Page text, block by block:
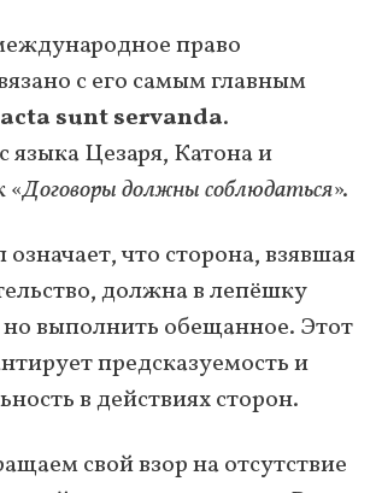
право
с его самым главным
sunt servanda.
языка Цезаря, Катона и
«Договоры должны соблюдаться».
что сторона, взявшая
должна в лепёшку
выполнить обещанное. Этот
предсказуемость и
в действиях сторон.
свой взор на отсутствие